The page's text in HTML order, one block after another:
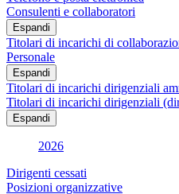
Consulenti e collaboratori
Espandi
Titolari di incarichi di
Personale
Espandi
Titolari di incarichi dirigenziali
Titolari di incarichi dirigenziali
Espandi
2026
Dirigenti cessati
Posizioni organizzative